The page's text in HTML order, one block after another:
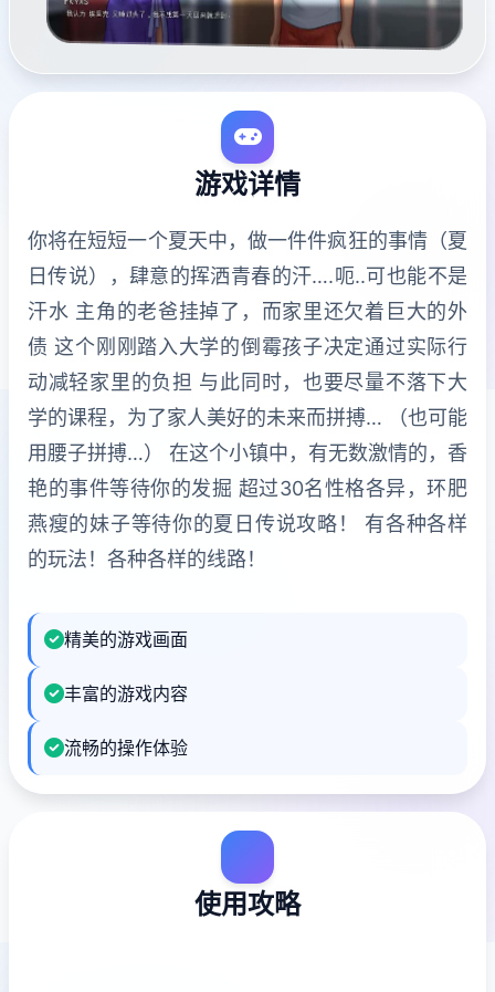
游戏详情
你将在短短一个夏天中，做一件件疯狂的事情（夏
日传说），肆意的挥洒青春的汗….呃..可也能不是
汗水 主角的老爸挂掉了，而家里还欠着巨大的外
债 这个刚刚踏入大学的倒霉孩子决定通过实际行
动减轻家里的负担 与此同时，也要尽量不落下大
学的课程，为了家人美好的未来而拼搏… （也可能
用腰子拼搏…） 在这个小镇中，有无数激情的，香
艳的事件等待你的发掘 超过30名性格各异，环肥
燕瘦的妹子等待你的夏日传说攻略！ 有各种各样
的玩法！各种各样的线路！
精美的游戏画面
丰富的游戏内容
流畅的操作体验
使用攻略